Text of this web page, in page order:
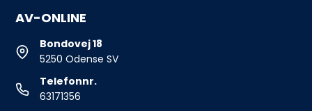
AV-ONLINE
Bondovej 18
5250 Odense SV
Telefonnr.
63171356